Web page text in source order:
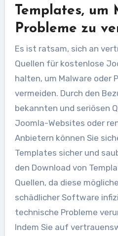
Templates, um
Probleme zu
Es ist ratsam, sich an
Quellen für kostenlose
halten, um Malware oder
vermeiden. Durch den
bekannten und seriösen
Joomla-Websites oder
Anbietern können Sie
Templates sicher und
den Download von
Quellen, da diese
schädlicher Software
technische Probleme
Indem Sie auf